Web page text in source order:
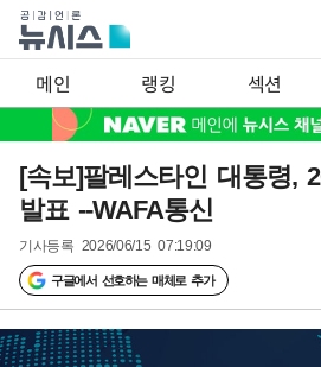
메인 랭킹 섹션
[속보]팔레스타인 대통령,
발표 --WAFA통신
기사등록 2026/06/15 07:19:09
구글에서 선호하는 매체로 추가